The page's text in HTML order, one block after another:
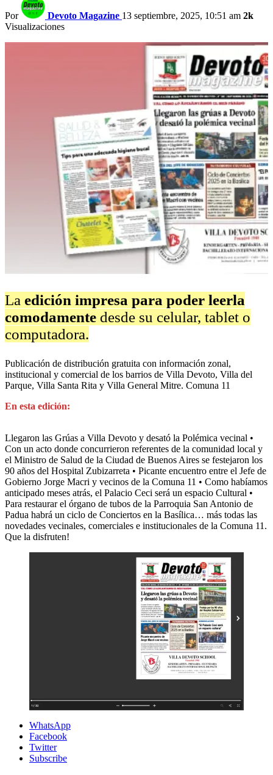
Por Devoto Magazine 13 septiembre, 2025, 10:51 am 2k
Visualizaciones
La edición impresa para poder leerla
comodamente desde su celular, tablet o
computadora.
Publicación de distribución gratuita con información zonal,
institucional y comercial de los barrios de Villa Devoto, Villa del
Parque, Villa Santa Rita y Villa General Mitre. Comuna 11
En esta edición:
Llegaron las Grúas a Villa Devoto y desató la Polémica vecinal •
Con un acto donde concurrieron referentes de la comunidad local y
el Ministro de Salud de la Ciudad de Buenos Aires se festejaron los
90 años del Hospital Zubizarreta • Picante encuentro entre el Jefe de
Gobierno Jorge Macri y vecinos de la Comuna 11 • Como habíamos
anticipado meses atrás, el Palacio Ceci será un espacio Cultural •
Para restaurar el órgano de tubos de la Parroquia San Antonio de
Padua habrá un ciclo de Conciertos en la Basílica… más todas las
novedades vecinales, comerciales e institucionales de la Comuna 11.
Que la disfruten!
WhatsApp
Facebook
Twitter
Subscribe